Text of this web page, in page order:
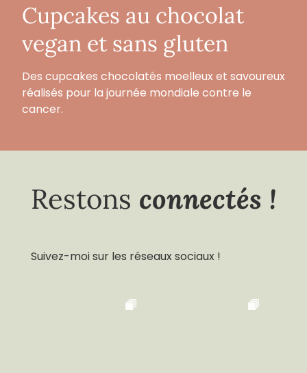
Cupcakes au chocolat
vegan et sans gluten
Des cupcakes chocolatés moelleux et savoureux
réalisés pour la journée mondiale contre le
cancer.
Restons connectés !
Suivez-moi sur les réseaux sociaux !